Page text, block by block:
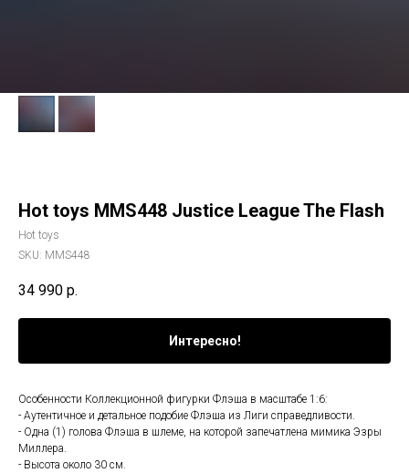
Hot toys MMS448 Justice League The Flash
Hot toys
SKU: MMS448
34 990 р.
Интересно!
Особенности Коллекционной фигурки Флэша в масштабе 1:6:
- Аутентичное и детальное подобие Флэша из Лиги справедливости.
- Одна (1) голова Флэша в шлеме, на которой запечатлена мимика Эзры
Миллера.
- Высота около 30 см.